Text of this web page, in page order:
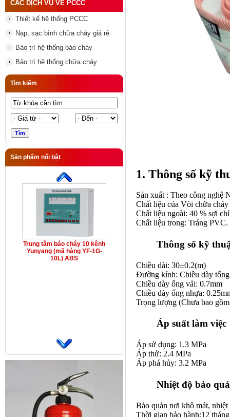
CÁC DỊCH VỤ VỀ PCCC
Thiết kế hệ thống PCCC
Nạp, sạc bình chữa cháy giá rẻ
Bảo trì hệ thống báo cháy
Bảo trì hệ thống chữa cháy
Tìm kiếm
Sản phẩm nổi bật
Trung tâm báo cháy 10 kênh
Yunyang (mã hàng YF-1G-
10L) ABS
1. Thông số kỹ
Sản xuất : Theo công nghệ
Chất liệu của Vòi chữa cháy
Chất liệu ngoài: 40 % sợi
Chất liệu trong: Tráng PVC.
Thông số kỹ
Chiều dài: 30±0.2(m)
Đường kính: Chiều dày
Chiều dày ống vải: 0.7mm
Chiều dày ống nhựa:
Trọng lượng (Chưa bao
Áp suất làm việc
Áp sử dụng: 1.3 MPa
Áp thử: 2.4 MPa
Áp phá hủy: 3.2 MPa
Nhiệt độ bảo
Bảo quản nơi khô mát,
Thời gian bảo hành:12